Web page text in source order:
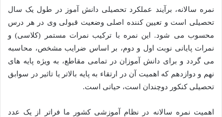
نمره سالانه، برآیند عملکرد تحصیلی دانش آموز در طول یک سال
تحصیلی است و تعیین کننده اصلی وضعیت قبولی وی در هر درس
محسوب می شود. این نمره با ترکیب نمرات مستمر (کلاسی) و
نمرات پایانی نوبت اول و دوم، بر اساس ضرایب مشخص، محاسبه
می گردد و برای دانش آموزان در تمامی مقاطع، به ویژه پایه های
نهم و دوازدهم که اهمیت آن در ارتقاء به پایه بالاتر یا تاثیر در سوابق
تحصیلی کنکور دوچندان است، حیاتی است.
اهمیت نمره سالانه در نظام آموزشی کشور ما فراتر از یک عدد